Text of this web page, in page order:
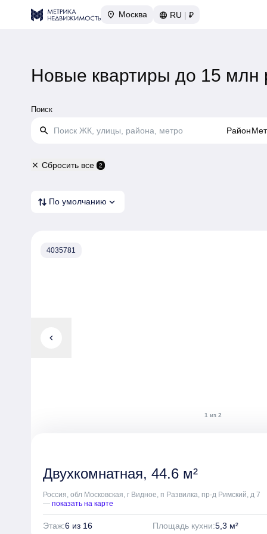
Москва RU | ₽
Новые квартиры до 15 млн
Поиск
search Район
close Сбросить все 2
По умолчанию expand_more
chevron_left
1 из 2
4035781
Двухкомнатная, 44.6 м²
Россия, обл Московская, г Видное, п Развилка, пр-д Римский, д 7
— показать на карте
Этаж:6 из 16 Площадь кухни:5,3 м²